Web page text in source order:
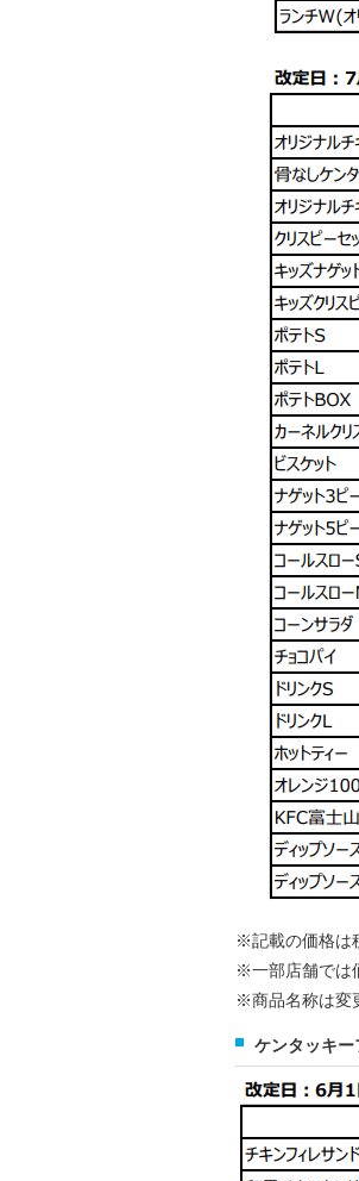
※記載の価格は
※一部店舗では
※商品名称は変
ケンタッキ